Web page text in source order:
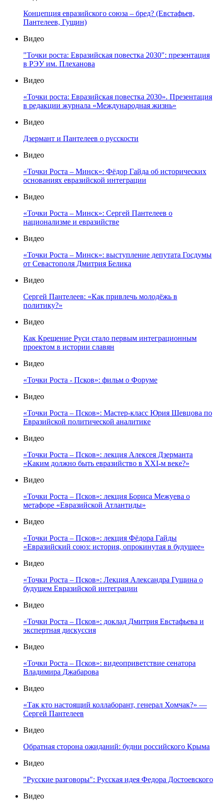
Концепция евразийского союза – бред? (Евстафьев,
Пантелеев, Гущин)
Видео
"Точки роста: Евразийская повестка 2030": презентация
в РЭУ им. Плеханова
Видео
«Точки роста: Евразийская повестка 2030». Презентация
в редакции журнала «Международная жизнь»
Видео
Дзермант и Пантелеев о русскости
Видео
«Точки Роста – Минск»: Фёдор Гайда об исторических
основаниях евразийской интеграции
Видео
«Точки Роста – Минск»: Сергей Пантелеев о
национализме и евразийстве
Видео
«Точки Роста – Минск»: выступление депутата Госдумы
от Севастополя Дмитрия Белика
Видео
Сергей Пантелеев: «Как привлечь молодёжь в
политику?»
Видео
Как Крещение Руси стало первым интеграционным
проектом в истории славян
Видео
«Точки Роста - Псков»: фильм о Форуме
Видео
«Точки Роста – Псков»: Мастер-класс Юрия Шевцова по
Евразийской политической аналитике
Видео
«Точки Роста – Псков»: лекция Алексея Дзерманта
«Каким должно быть евразийство в XXI-м веке?»
Видео
«Точки Роста – Псков»: лекция Бориса Межуева о
метафоре «Евразийской Атлантиды»
Видео
«Точки Роста – Псков»: лекция Фёдора Гайды
«Евразийский союз: история, опрокинутая в будущее»
Видео
«Точки Роста – Псков»: Лекция Александра Гущина о
будущем Евразийской интеграции
Видео
«Точки Роста – Псков»: доклад Дмитрия Евстафьева и
экспертная дискуссия
Видео
«Точки Роста – Псков»: видеоприветствие сенатора
Владимира Джабарова
Видео
«Так кто настоящий коллаборант, генерал Хомчак?» —
Сергей Пантелеев
Видео
Обратная сторона ожиданий: будни российского Крыма
Видео
"Русские разговоры": Русская идея Федора Достоевского
Видео